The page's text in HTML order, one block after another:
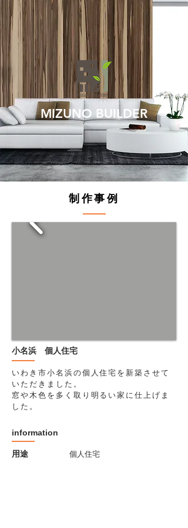
MIZUNO BUILDER
​制作事例
​小名浜 個人住宅
いわき市小名浜の個人住宅を新築させて
いただきました。
窓や木色を多く取り明るい家に仕上げま
した。
information
​用途 個人住宅